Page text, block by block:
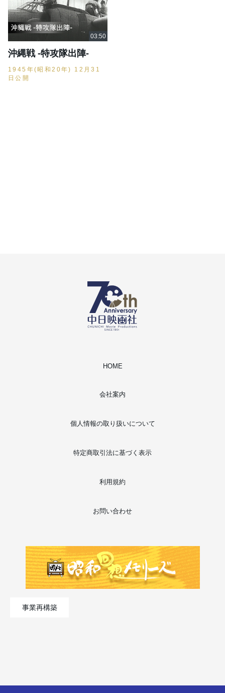
沖縄戦 -特攻隊出陣-
1945年(昭和20年) 12月31
日公開
HOME
会社案内
個人情報の取り扱いについて
特定商取引法に基づく表示
利用規約
お問い合わせ
事業再構築